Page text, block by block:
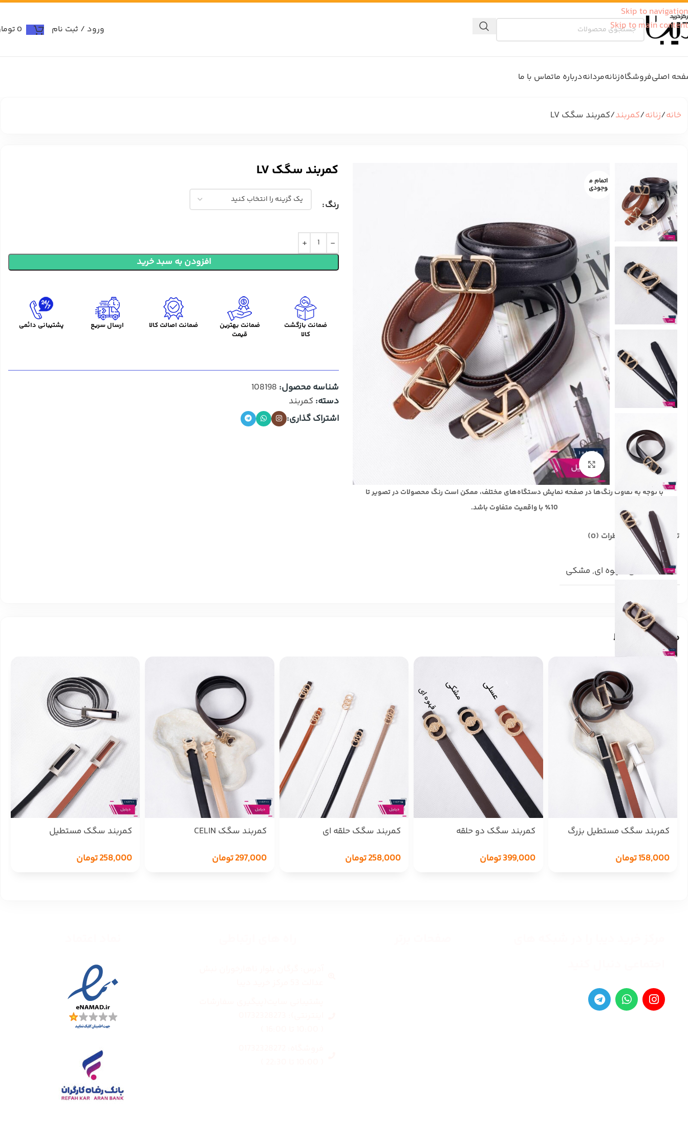
Skip to navigation
Skip to main content
ورود / ثبت نام 0
اصلیفروشگاهزنانهمردانهدرباره ماتماس با ما
خانه زنانه کمربند کمربند سگک LV
اتمام م
وجودی
بزرگنمایی تصویر
با توجه به تفاوت رنگ‌ها در صفحه نمایش دستگاه‌های مختلف، ممکن است رنگ محصولات در تصویر تا
10٪ با واقعیت متفاوت باشد.
توضیحات تکمیلی نظرات (0)
رنگ قهوه ای, مشکی
کمربند سگک LV
رنگ
افزودن به سبد خرید
ضمانت بازگشت
کالا
ضمانت بهترین
قیمت
ضمانت اصالت کالا ارسال سریع پشتیبانی دائمی
شناسه محصول: 108198
دسته: کمربند
اشتراک گذاری:
محصولات مرتبط
کمربند سگک مستطیل بزرگ
158,000تومان
کمربند سگک دو حلقه
399,000تومان
کمربند سگک حلقه ای
258,000تومان
کمربند سگک CELIN
297,000تومان
کمربند سگک مستطیل
258,000تومان